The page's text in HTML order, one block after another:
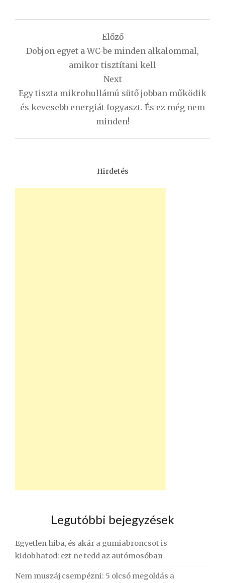
navigáció
Előző
Dobjon egyet a WC-be minden alkalommal,
amikor tisztítani kell
Next
Egy tiszta mikrohullámú sütő jobban működik
és kevesebb energiát fogyaszt. És ez még nem
minden!
Hirdetés
Legutóbbi bejegyzések
Egyetlen hiba, és akár a gumiabroncsot is
kidobhatod: ezt ne tedd az autómosóban
Nem muszáj csempézni: 5 olcsó megoldás a